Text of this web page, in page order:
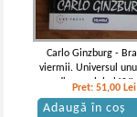
Carlo Ginzburg -
viermii. Universul
din secolul al XVI-
Pret:51,00 Lei
Adaugă în coș